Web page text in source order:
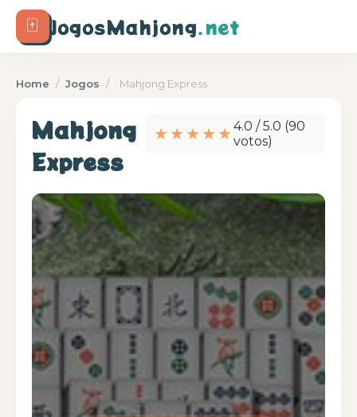
🀄 JogosMahjong.net
Home / Jogos / Mahjong Express
Mahjong
Express
★★★★★4.0 / 5.0 (90
votos)